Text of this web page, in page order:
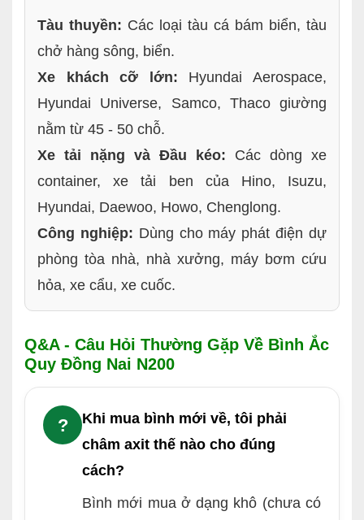
Tàu thuyền: Các loại tàu cá bám biển, tàu
chở hàng sông, biển.
Xe khách cỡ lớn: Hyundai Aerospace,
Hyundai Universe, Samco, Thaco giường
nằm từ 45 - 50 chỗ.
Xe tải nặng và Đầu kéo: Các dòng xe
container, xe tải ben của Hino, Isuzu,
Hyundai, Daewoo, Howo, Chenglong.
Công nghiệp: Dùng cho máy phát điện dự
phòng tòa nhà, nhà xưởng, máy bơm cứu
hỏa, xe cẩu, xe cuốc.
Q&A - Câu Hỏi Thường Gặp Về Bình Ắc
Quy Đồng Nai N200
?
Khi mua bình mới về, tôi phải
châm axit thế nào cho đúng
cách?
Bình mới mua ở dạng khô (chưa có